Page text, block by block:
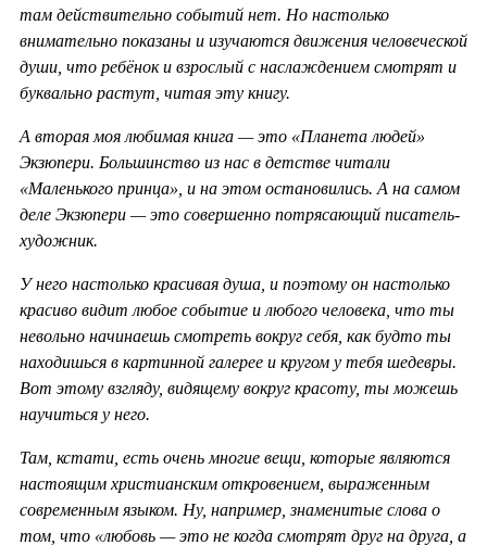
там действительно событий нет. Но настолько
внимательно показаны и изучаются движения человеческой
души, что ребёнок и взрослый с наслаждением смотрят и
буквально растут, читая эту книгу.
А вторая моя любимая книга — это «Планета людей»
Экзюпери. Большинство из нас в детстве читали
«Маленького принца», и на этом остановились. А на самом
деле Экзюпери — это совершенно потрясающий писатель-
художник.
У него настолько красивая душа, и поэтому он настолько
красиво видит любое событие и любого человека, что ты
невольно начинаешь смотреть вокруг себя, как будто ты
находишься в картинной галерее и кругом у тебя шедевры.
Вот этому взгляду, видящему вокруг красоту, ты можешь
научиться у него.
Там, кстати, есть очень многие вещи, которые являются
настоящим христианским откровением, выраженным
современным языком. Ну, например, знаменитые слова о
том, что «любовь — это не когда смотрят друг на друга, а